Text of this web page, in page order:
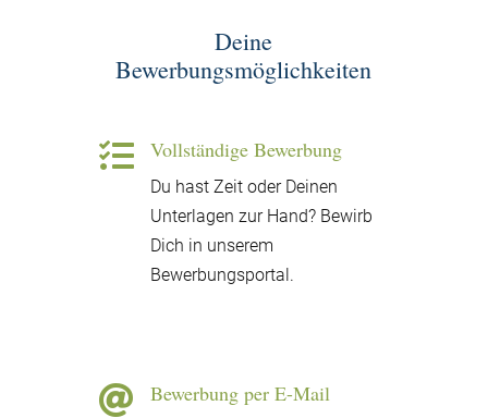
Deine
Bewerbungsmöglichkeiten
 Vollständige Bewerbung
Du hast Zeit oder Deinen
Unterlagen zur Hand? Bewirb
Dich in unserem
Bewerbungsportal.
 Bewerbung per E-Mail